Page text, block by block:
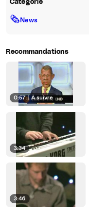
Catégorie
🗞News
Recommandations
0:57 | À suivre
3:34
3:46